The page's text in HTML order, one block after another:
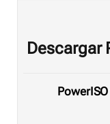
Descargar